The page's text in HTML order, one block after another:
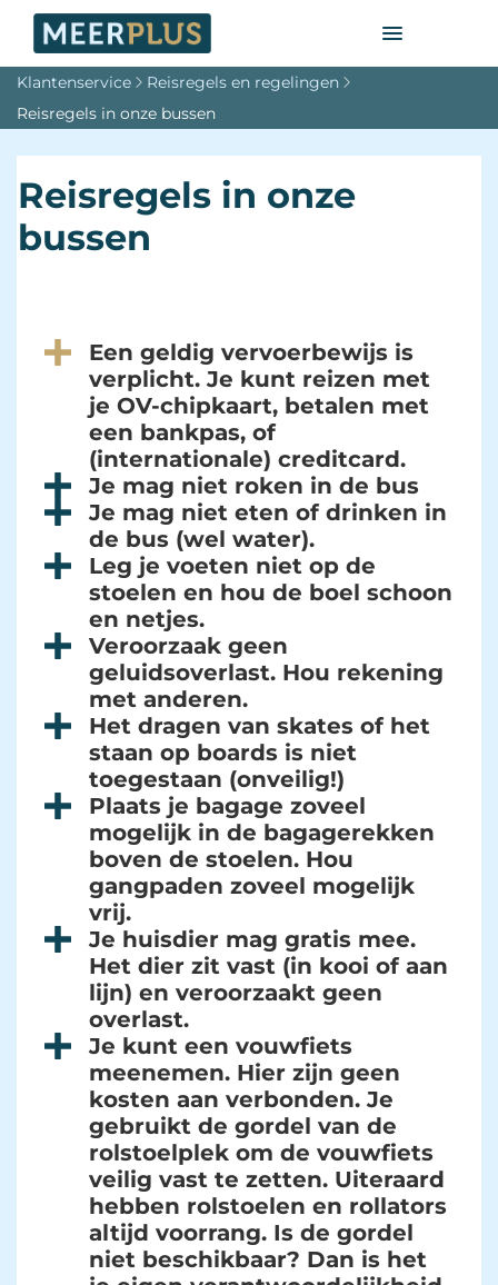
Klantenservice
Reisregels en regelingen
Reisregels in onze bussen
Reisregels in onze
bussen
Een geldig vervoerbewijs is
verplicht. Je kunt reizen met
je OV-chipkaart, betalen met
een bankpas, of
(internationale) creditcard.
Je mag niet roken in de bus
Je mag niet eten of drinken in
de bus (wel water).
Leg je voeten niet op de
stoelen en hou de boel schoon
en netjes.
Veroorzaak geen
geluidsoverlast. Hou rekening
met anderen.
Het dragen van skates of het
staan op boards is niet
toegestaan (onveilig!)
Plaats je bagage zoveel
mogelijk in de bagagerekken
boven de stoelen. Hou
gangpaden zoveel mogelijk
vrij.
Je huisdier mag gratis mee.
Het dier zit vast (in kooi of aan
lijn) en veroorzaakt geen
overlast.
Je kunt een vouwfiets
meenemen. Hier zijn geen
kosten aan verbonden. Je
gebruikt de gordel van de
rolstoelplek om de vouwfiets
veilig vast te zetten. Uiteraard
hebben rolstoelen en rollators
altijd voorrang. Is de gordel
niet beschikbaar? Dan is het